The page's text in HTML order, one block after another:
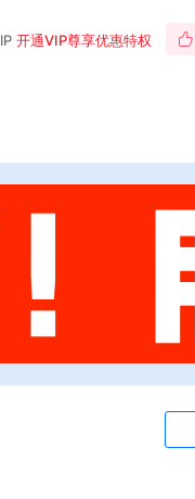
开通VIP尊享优惠特权